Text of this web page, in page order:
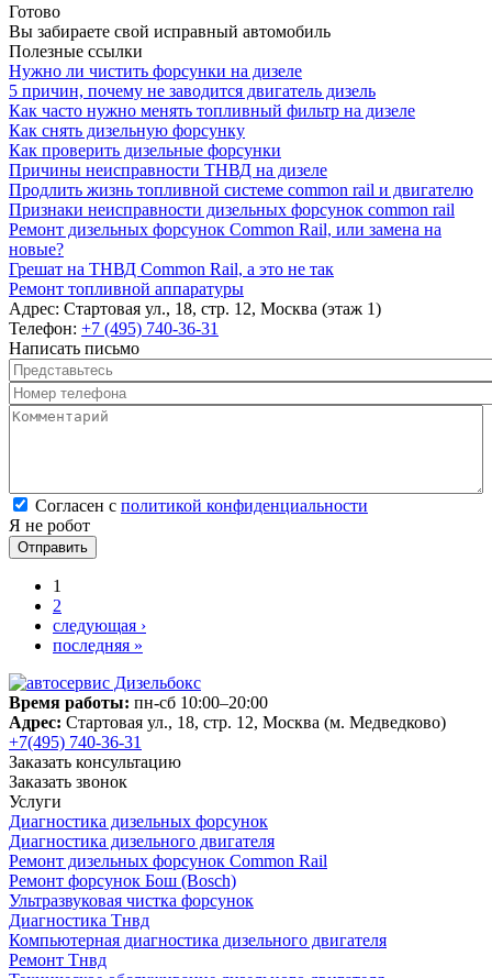
Готово
Вы забираете свой исправный автомобиль
Полезные ссылки
Нужно ли чистить форсунки на дизеле
5 причин, почему не заводится двигатель дизель
Как часто нужно менять топливный фильтр на дизеле
Как снять дизельную форсунку
Как проверить дизельные форсунки
Причины неисправности ТНВД на дизеле
Продлить жизнь топливной системе common rail и двигателю
Признаки неисправности дизельных форсунок common rail
Ремонт дизельных форсунок Common Rail, или замена на
новые?
Грешат на ТНВД Common Rail, а это не так
Ремонт топливной аппаратуры
Адрес: Стартовая ул., 18, стр. 12, Москва (этаж 1)
Телефон: +7 (495) 740-36-31
Написать письмо
Представьтесь
Номер телефона
Комментарий
Согласен с политикой конфиденциальности*
Согласен с политикой конфиденциальности
Я не робот
1
2
следующая ›
последняя »
Время работы: пн-сб 10:00–20:00
Адрес: Стартовая ул., 18, стр. 12, Москва (м. Медведково)
+7(495) 740-36-31
Заказать консультацию
Заказать звонок
Услуги
Диагностика дизельных форсунок
Диагностика дизельного двигателя
Ремонт дизельных форсунок Common Rail
Ремонт форсунок Бош (Bosch)
Ультразвуковая чистка форсунок
Диагностика Тнвд
Компьютерная диагностика дизельного двигателя
Ремонт Тнвд